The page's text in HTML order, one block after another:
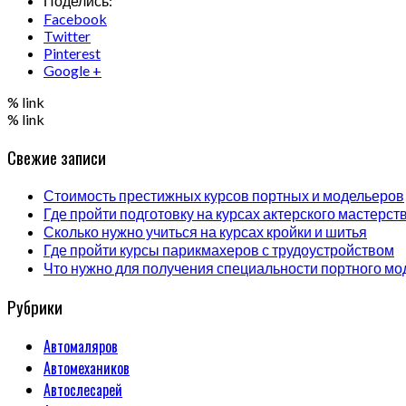
Facebook
Twitter
Pinterest
Google +
% link
% link
Свежие записи
Стоимость престижных курсов портных и модельеров
Где пройти подготовку на курсах актерского
Сколько нужно учиться на курсах кройки и шитья
Где пройти курсы парикмахеров с трудоустройством
Что нужно для получения специальности портного
Рубрики
Автомаляров
Автомехаников
Автослесарей